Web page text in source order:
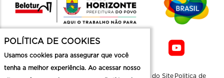
Mapa do Site Politica de
POLÍTICA DE COOKIES
Usamos cookies para assegurar que você
tenha a melhor experiência. Ao acessar nosso